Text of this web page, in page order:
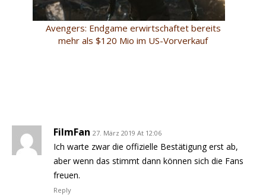
Avengers: Endgame erwirtschaftet bereits
mehr als $120 Mio im US-Vorverkauf
FilmFan 27. März 2019 At 12:06
Ich warte zwar die offizielle Bestätigung erst ab,
aber wenn das stimmt dann können sich die Fans
freuen.
Reply